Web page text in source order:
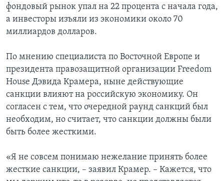
фондовый рынок упал на 22 процента с начала года,
а инвесторы изъяли из экономики около 70
миллиардов долларов.
По мнению специалиста по Восточной Европе и
президента правозащитной организации Freedom
House Дэвида Крамера, ныне действующие
санкции влияют на российскую экономику. Он
согласен с тем, что очередной раунд санкций был
необходим, но считает, что санкции должны были
быть более жесткими.
«Я не совсем понимаю нежелание принять более
жесткие санкции, – заявил Крамер. – Кажется, что